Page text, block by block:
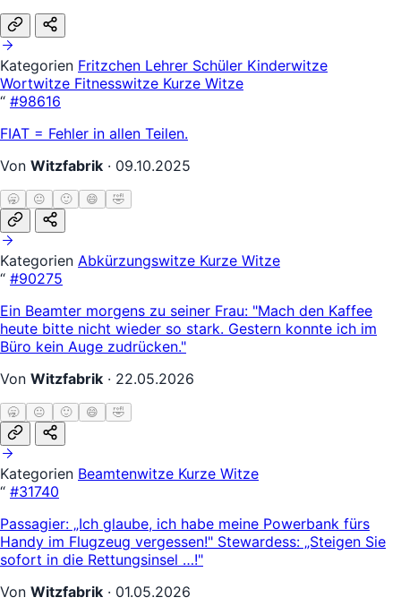
Kategorien Fritzchen Lehrer Schüler Kinderwitze
Wortwitze Fitnesswitze Kurze Witze
“ #98616
FIAT = Fehler in allen Teilen.
Von Witzfabrik · 09.10.2025
🥱 😐 🙂 😄 🤣
Kategorien Abkürzungswitze Kurze Witze
“ #90275
Ein Beamter morgens zu seiner Frau: "Mach den Kaffee
heute bitte nicht wieder so stark. Gestern konnte ich im
Büro kein Auge zudrücken."
Von Witzfabrik · 22.05.2026
🥱 😐 🙂 😄 🤣
Kategorien Beamtenwitze Kurze Witze
“ #31740
Passagier: „Ich glaube, ich habe meine Powerbank fürs
Handy im Flugzeug vergessen!" Stewardess: „Steigen Sie
sofort in die Rettungsinsel …!"
Von Witzfabrik · 01.05.2026